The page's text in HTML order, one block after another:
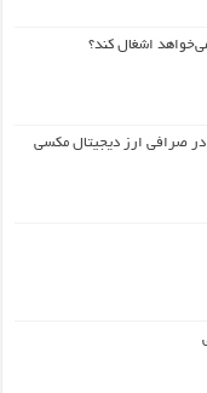
اشغال کند؟
صرافی ارز دیجیتال مکسی